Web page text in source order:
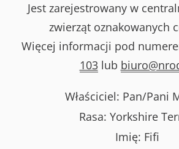
Jest zarejestrowany w
zwierząt oznakowanych
Więcej informacji pod
103lub
Właściciel: Pan/Pani
Rasa: Yorkshire
Imię: Fifi